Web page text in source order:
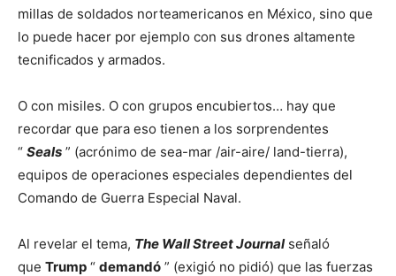
millas de soldados norteamericanos en México, sino que
lo puede hacer por ejemplo con sus drones altamente
tecnificados y armados.
O con misiles. O con grupos encubiertos… hay que
recordar que para eso tienen a los sorprendentes
“ Seals ” (acrónimo de sea-mar /air-aire/ land-tierra),
equipos de operaciones especiales dependientes del
Comando de Guerra Especial Naval.
Al revelar el tema, The Wall Street Journalseñaló
que Trump “ demandó ” (exigió no pidió) que las fuerzas